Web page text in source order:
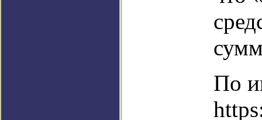
По